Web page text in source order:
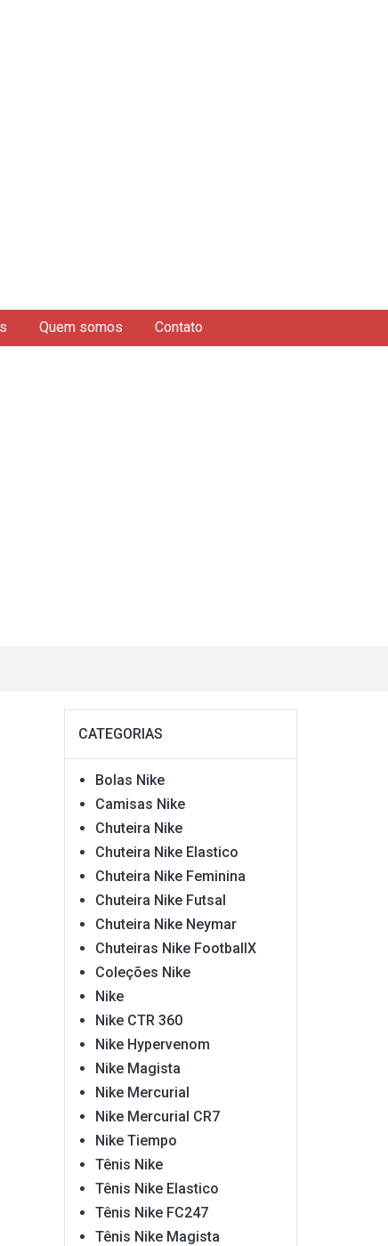
Quem somos Contato
CATEGORIAS
Bolas Nike
Camisas Nike
Chuteira Nike
Chuteira Nike Elastico
Chuteira Nike Feminina
Chuteira Nike Futsal
Chuteira Nike Neymar
Chuteiras Nike FootballX
Coleções Nike
Nike
Nike CTR 360
Nike Hypervenom
Nike Magista
Nike Mercurial
Nike Mercurial CR7
Nike Tiempo
Tênis Nike
Tênis Nike Elastico
Tênis Nike FC247
Tênis Nike Magista